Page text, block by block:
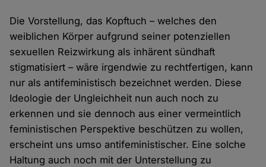
Die Vorstellung, das Kopftuch – welches den
weiblichen Körper aufgrund seiner potenziellen
sexuellen Reizwirkung als inhärent sündhaft
stigmatisiert – wäre irgendwie zu rechtfertigen, kann
nur als antifeministisch bezeichnet werden. Diese
Ideologie der Ungleichheit nun auch noch zu
erkennen und sie dennoch aus einer vermeintlich
feministischen Perspektive beschützen zu wollen,
erscheint uns umso antifeministischer. Eine solche
Haltung auch noch mit der Unterstellung zu